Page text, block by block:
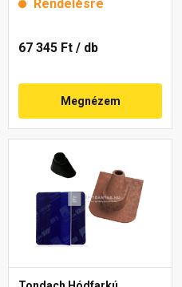
Rendelésre
67 345 Ft / db
Megnézem